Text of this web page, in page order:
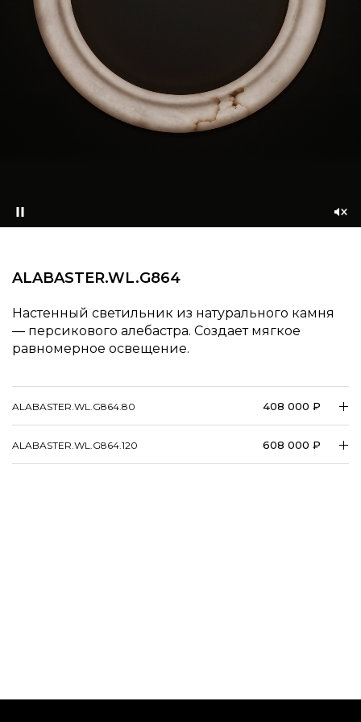
Приостановить Со
ALABASTER.WL.G864
Настенный светильник из натурального камня
— персикового алебастра. Создает мягкое
равномерное освещение.
ALABASTER.WL.G864.80 408 000 ₽
ALABASTER.WL.G864.120 608 000 ₽